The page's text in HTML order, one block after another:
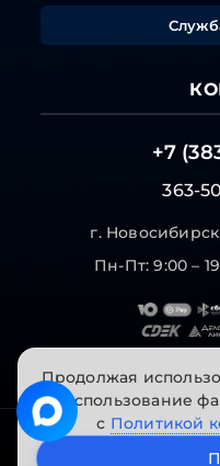
+7
363-
г.
Пн-Пт: 9:00 –
© 2026 "Инструменты
Продолжая
на использование
с Политикой